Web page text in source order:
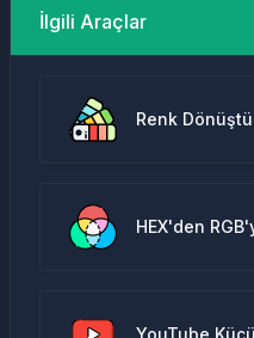
İlgili Araçlar
Renk
HEX'den
YouTube